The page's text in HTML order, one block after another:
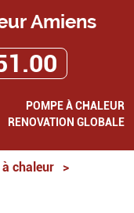
Amiens
POMPE À CHALEUR
RENOVATION GLOBALE
à chaleur
>